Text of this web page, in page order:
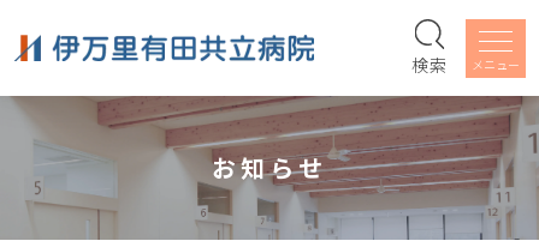
検索
お知らせ